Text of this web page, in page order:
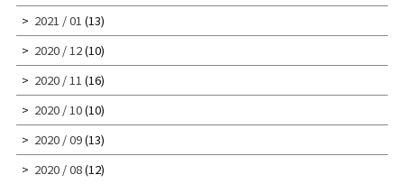
2021 / 01 (13)
2020 / 12(10)
2020 / 11 (16)
2020 / 10(10)
2020 / 09(13)
2020 / 08(12)